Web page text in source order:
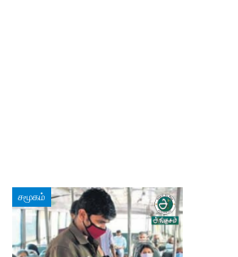
சமூகம்